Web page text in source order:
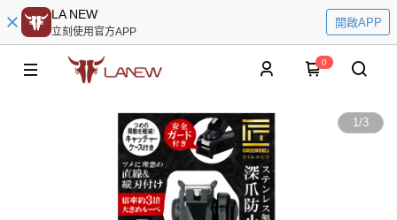
LA NEW
立刻使用官方APP
開啟APP
0
1/3